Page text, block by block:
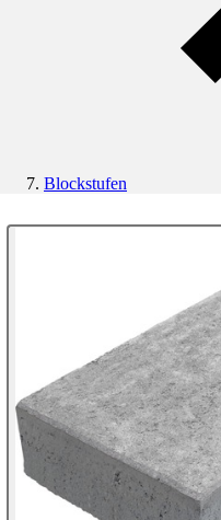
Blockstufen